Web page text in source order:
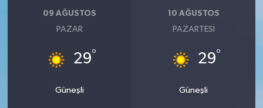
09 AĞUSTOS
PAZAR
29°
Güneşli
10 AĞUSTOS
PAZARTESI
29°
Güneşli